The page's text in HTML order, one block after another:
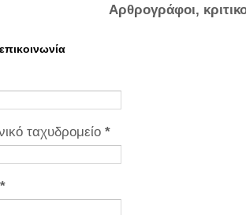
Αρθρογράφοι,
ταχυδρομείο *
*